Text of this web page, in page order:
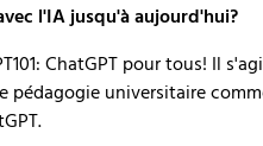
l'IA jusqu'à aujourd'hui?
ChatGPT pour tous! Il
pédagogie universitaire